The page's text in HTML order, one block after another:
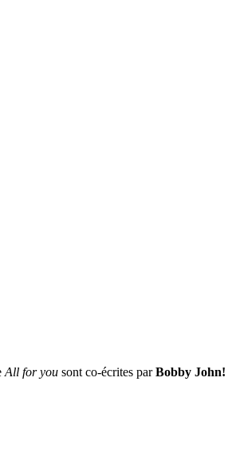
All for you sont co-écrites parBobby John!